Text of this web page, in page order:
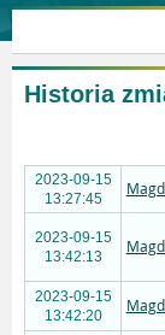
Historia
2023-09-15
13:27:45
2023-09-15
13:42:13
2023-09-15
13:42:20